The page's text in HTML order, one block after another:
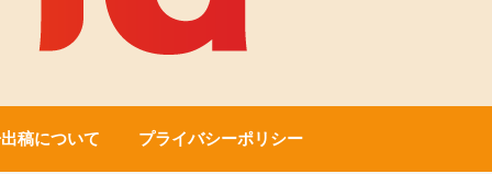
稿について プライバシーポリシー